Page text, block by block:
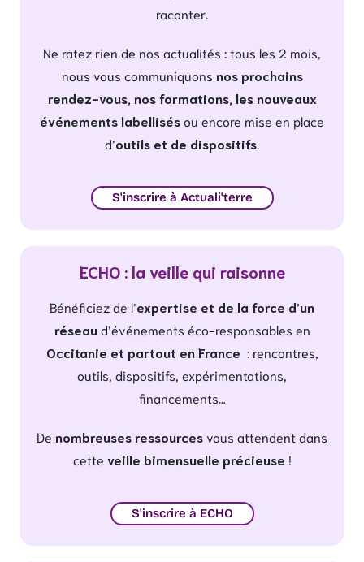
raconter.
Ne ratez rien de nos actualités : tous les 2 mois,
nous vous communiquons nos prochains
rendez-vous, nos formations, les nouveaux
événements labellisésou encore mise en place
d’outils et de dispositifs
S'inscrire à Actuali'terre
ECHO : la veille qui raisonne
Bénéficiez de l’expertise et de la force d’un
réseaud’événements éco-responsables en
Occitanie et partout en France : rencontres,
outils, dispositifs, expérimentations,
financements…
De nombreuses ressources vous attendent dans
cette veille bimensuelle précieuse !
S'inscrire à ECHO